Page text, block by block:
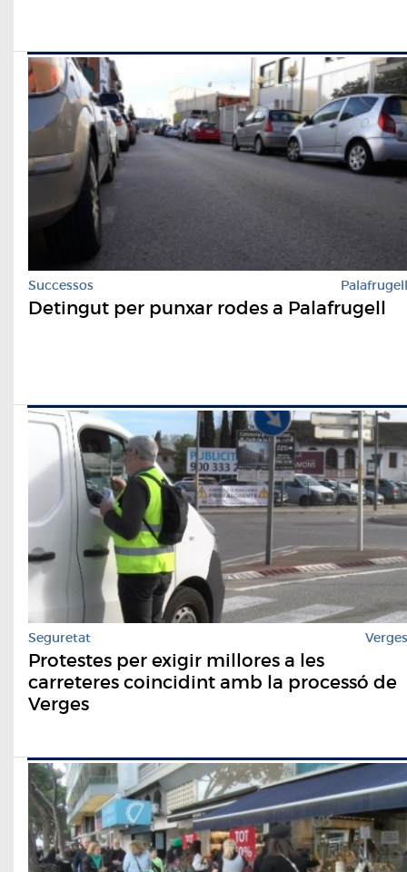
Successos Palafrugell
Detingut per punxar rodes a Palafrugell
Seguretat Verges
Protestes per exigir millores a les
carreteres coincidint amb la processó de
Verges